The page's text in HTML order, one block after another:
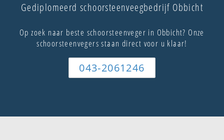
Gediplomeerd schoorsteenveegbedrijf Obbicht
Op zoek naar beste schoorsteenveger in Obbicht? Onze
schoorsteenvegers staan direct voor u klaar!
043-2061246